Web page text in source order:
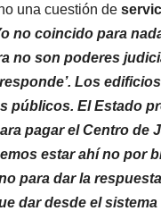
una cuestión de
no coincido para
no son poderes
Los
públicos. El Estado
pagar el Centro de
estar ahí no por
para dar la
dar desde el